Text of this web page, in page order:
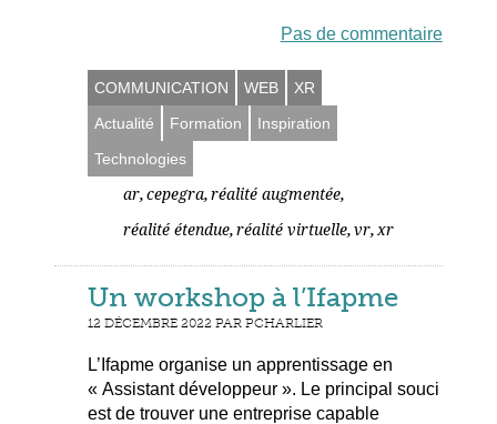
Pas de commentaire
COMMUNICATION WEB
XR
Actualité
Formation
Inspiration
Technologies
ar, cepegra, réalité augmentée,
réalité étendue, réalité virtuelle, vr, xr
Un workshop à l’Ifapme
12 DÉCEMBRE 2022 PAR PCHARLIER
L’Ifapme organise un apprentissage en
« Assistant développeur ». Le principal souci
est de trouver une entreprise capable